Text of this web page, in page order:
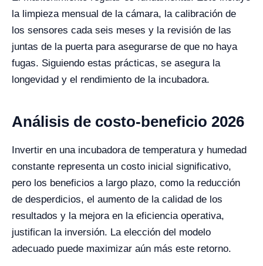
la limpieza mensual de la cámara, la calibración de
los sensores cada seis meses y la revisión de las
juntas de la puerta para asegurarse de que no haya
fugas. Siguiendo estas prácticas, se asegura la
longevidad y el rendimiento de la incubadora.
Análisis de costo-beneficio 2026
Invertir en una incubadora de temperatura y humedad
constante representa un costo inicial significativo,
pero los beneficios a largo plazo, como la reducción
de desperdicios, el aumento de la calidad de los
resultados y la mejora en la eficiencia operativa,
justifican la inversión. La elección del modelo
adecuado puede maximizar aún más este retorno.